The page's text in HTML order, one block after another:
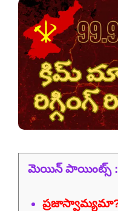
మెయిన్ పాయింట్స్ :